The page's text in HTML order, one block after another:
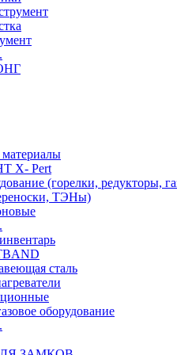
X- Pert
(горелки, редукторы,
ТЭНы)
сталь
оборудование